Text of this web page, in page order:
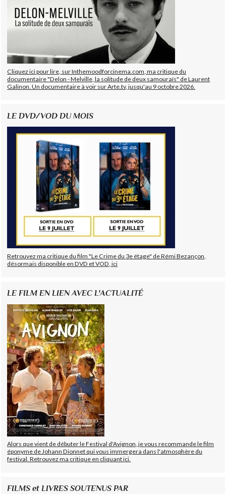
Cliquez ici pour lire, sur Inthemoodforcinema.com, ma critique du
documentaire "Delon - Melville, la solitude de deux samouraïs" de Laurent
Galinon. Un documentaire à voir sur Arte.tv, jusqu'au 9 octobre 2026.
LE DVD/VOD DU MOIS
Retrouvez ma critique du film "Le Crime du 3e étage" de Rémi Bezançon,
désormais disponible en DVD et VOD, ici
LE FILM EN LIEN AVEC L'ACTUALITÉ
Alors que vient de débuter le Festival d'Avignon, je vous recommande le film
éponyme de Johann Dionnet qui vous immergera dans l'atmosphère du
festival. Retrouvez ma critique en cliquant ici.
FILMS et LIVRES SOUTENUS PAR